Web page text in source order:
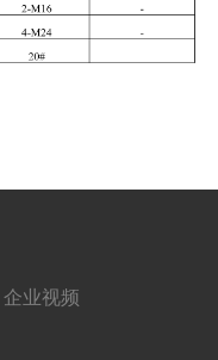
企业视频